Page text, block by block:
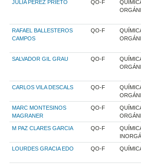
JULIA PEREZ PRIETO QO-F
RAFAEL BALLESTEROS
CAMPOS
QO-F
SALVADOR GIL GRAU QO-F
CARLOS VILA DESCALS QO-F
MARC MONTESINOS
MAGRANER
QO-F
M PAZ CLARES GARCIA QO-F
LOURDES GRACIA EDO QO-F